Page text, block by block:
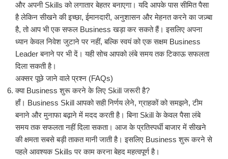
और अपनी Skills को लगातार बेहतर बनाएगा। यदि आपके पास सीमित पैसा
है लेकिन सीखने की इच्छा, ईमानदारी, अनुशासन और मेहनत करने का जज़्बा
है, तो आप भी एक सफल Business खड़ा कर सकते हैं। इसलिए अपना
ध्यान केवल निवेश जुटाने पर नहीं, बल्कि स्वयं को एक सक्षम Business
Leader बनाने पर भी दें। यही सोच आपको लंबे समय तक टिकाऊ सफलता
दिला सकती है।
अक्सर पूछे जाने वाले प्रश्न (FAQs)
क्या Business शुरू करने के लिए Skill जरूरी है?
हाँ। Business Skill आपको सही निर्णय लेने, ग्राहकों को समझने, टीम
बनाने और मुनाफा बढ़ाने में मदद करती है। बिना Skill के केवल पैसा लंबे
समय तक सफलता नहीं दिला सकता। आज के प्रतिस्पर्धी बाजार में सीखने
की क्षमता सबसे बड़ी ताकत मानी जाती है। इसलिए Business शुरू करने से
पहले आवश्यक Skills पर काम करना बेहद महत्वपूर्ण है।